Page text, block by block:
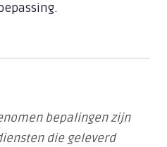
bepalingen zijn
die geleverd